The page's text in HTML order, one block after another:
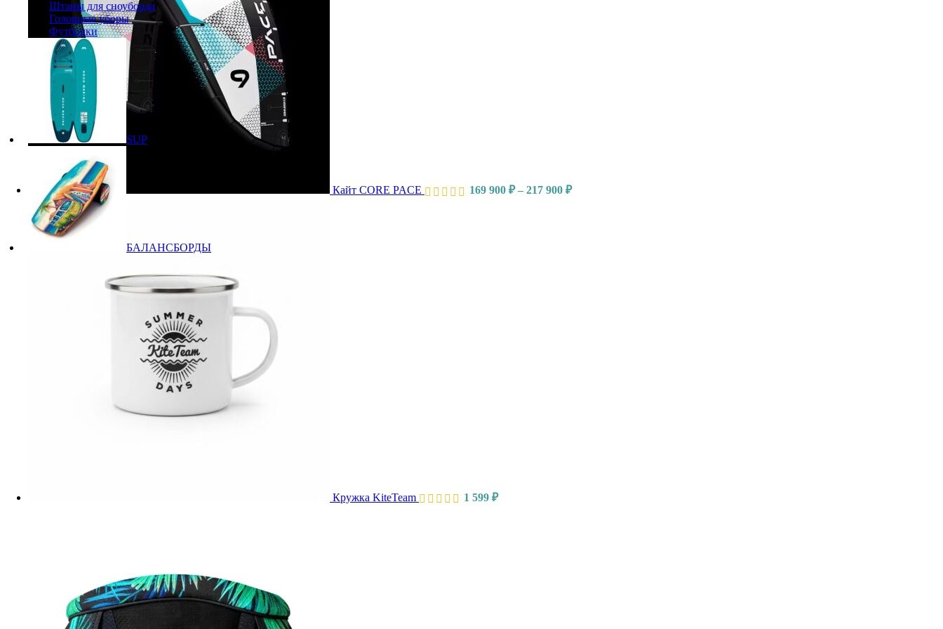
Штаны для сноуборда
Головные уборы
Футболки
SUP
БАЛАНСБОРДЫ
Кайт CORE PACE 169 900 ₽ – 217 900 ₽
Кружка KiteTeam 1 599 ₽